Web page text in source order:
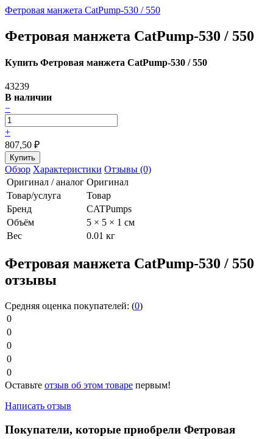
Фетровая манжета CatPump-530 / 550
Фетровая манжета CatPump-530 / 550
Купить Фетровая манжета CatPump-530 / 550
43239
В наличии
−
+
807,50 ₽
Обзор Характеристики Отзывы (0)
Оригинал / аналог Оригинал
Товар/услуга
Товар
Бренд
CATPumps
Объём
5 × 5 × 1 см
Вес
0.01 кг
Фетровая манжета CatPump-530 / 550
отзывы
Средняя оценка покупателей: (0)
0
0
0
0
0
Оставьте отзыв об этом товаре первым!
Написать отзыв
Покупатели, которые приобрели Фетровая